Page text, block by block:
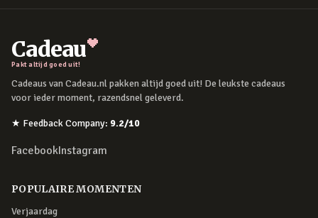
Cadeau
Pakt altijd goed uit!
Cadeaus van Cadeau.nl pakken altijd goed uit! De leukste cadeaus
voor ieder moment, razendsnel geleverd.
★ Feedback Company: 9.2/10
FacebookInstagram
POPULAIRE MOMENTEN
Verjaardag